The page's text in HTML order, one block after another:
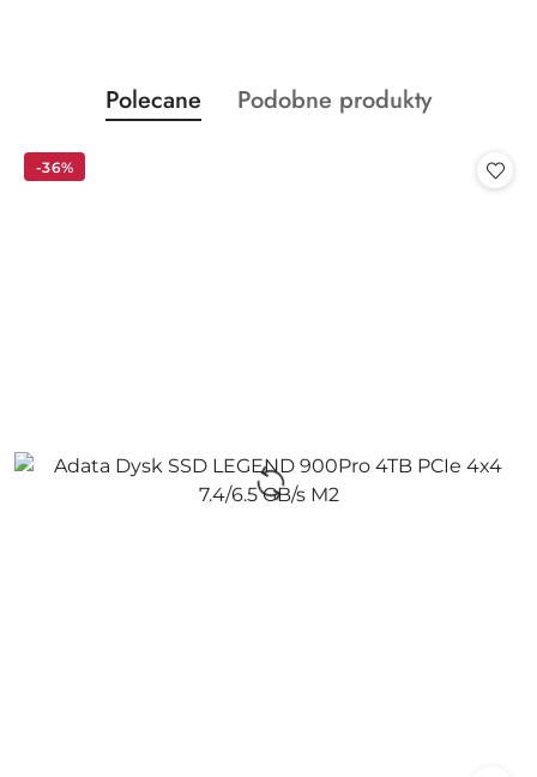
Pomiń karuzelę produktów
Produkty
o
Polecane
Produkty
Podobne produkty
-36%